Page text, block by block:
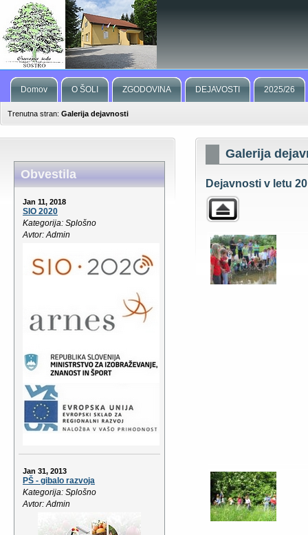
Domov O ŠOLI ZGODOVINA DEJAVOSTI 2025/26
Trenutna stran: Galerija dejavnosti
Obvestila
Jan 11, 2018
SIO 2020
Kategorija: Splošno
Avtor: Admin
Jan 31, 2013
PŠ - gibalo razvoja
Kategorija: Splošno
Avtor: Admin
Galerija
Dejavnosti v letu